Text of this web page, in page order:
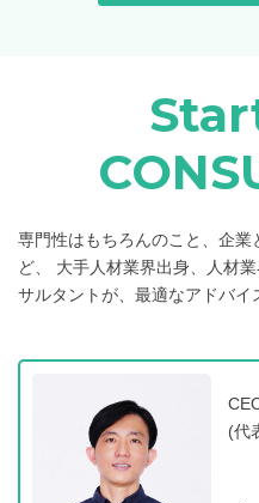
専門性はもちろんのこと、企
ど、
大手人材業界出身、人材
サルタントが、最適なアドバイ
(代